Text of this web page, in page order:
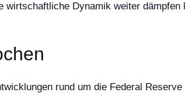
wirtschaftliche Dynamik weiter dämpfen
rund um die Federal